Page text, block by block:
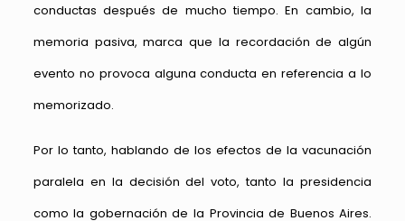
conductas después de mucho tiempo. En cambio, la
memoria pasiva, marca que la recordación de algún
evento no provoca alguna conducta en referencia a lo
memorizado.
Por lo tanto, hablando de los efectos de la vacunación
paralela en la decisión del voto, tanto la presidencia
como la gobernación de la Provincia de Buenos Aires.